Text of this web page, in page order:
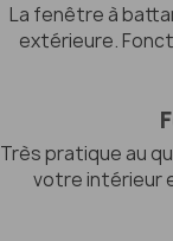
La fenêtre à
extérieure.
Très pratique au
votre intérieur